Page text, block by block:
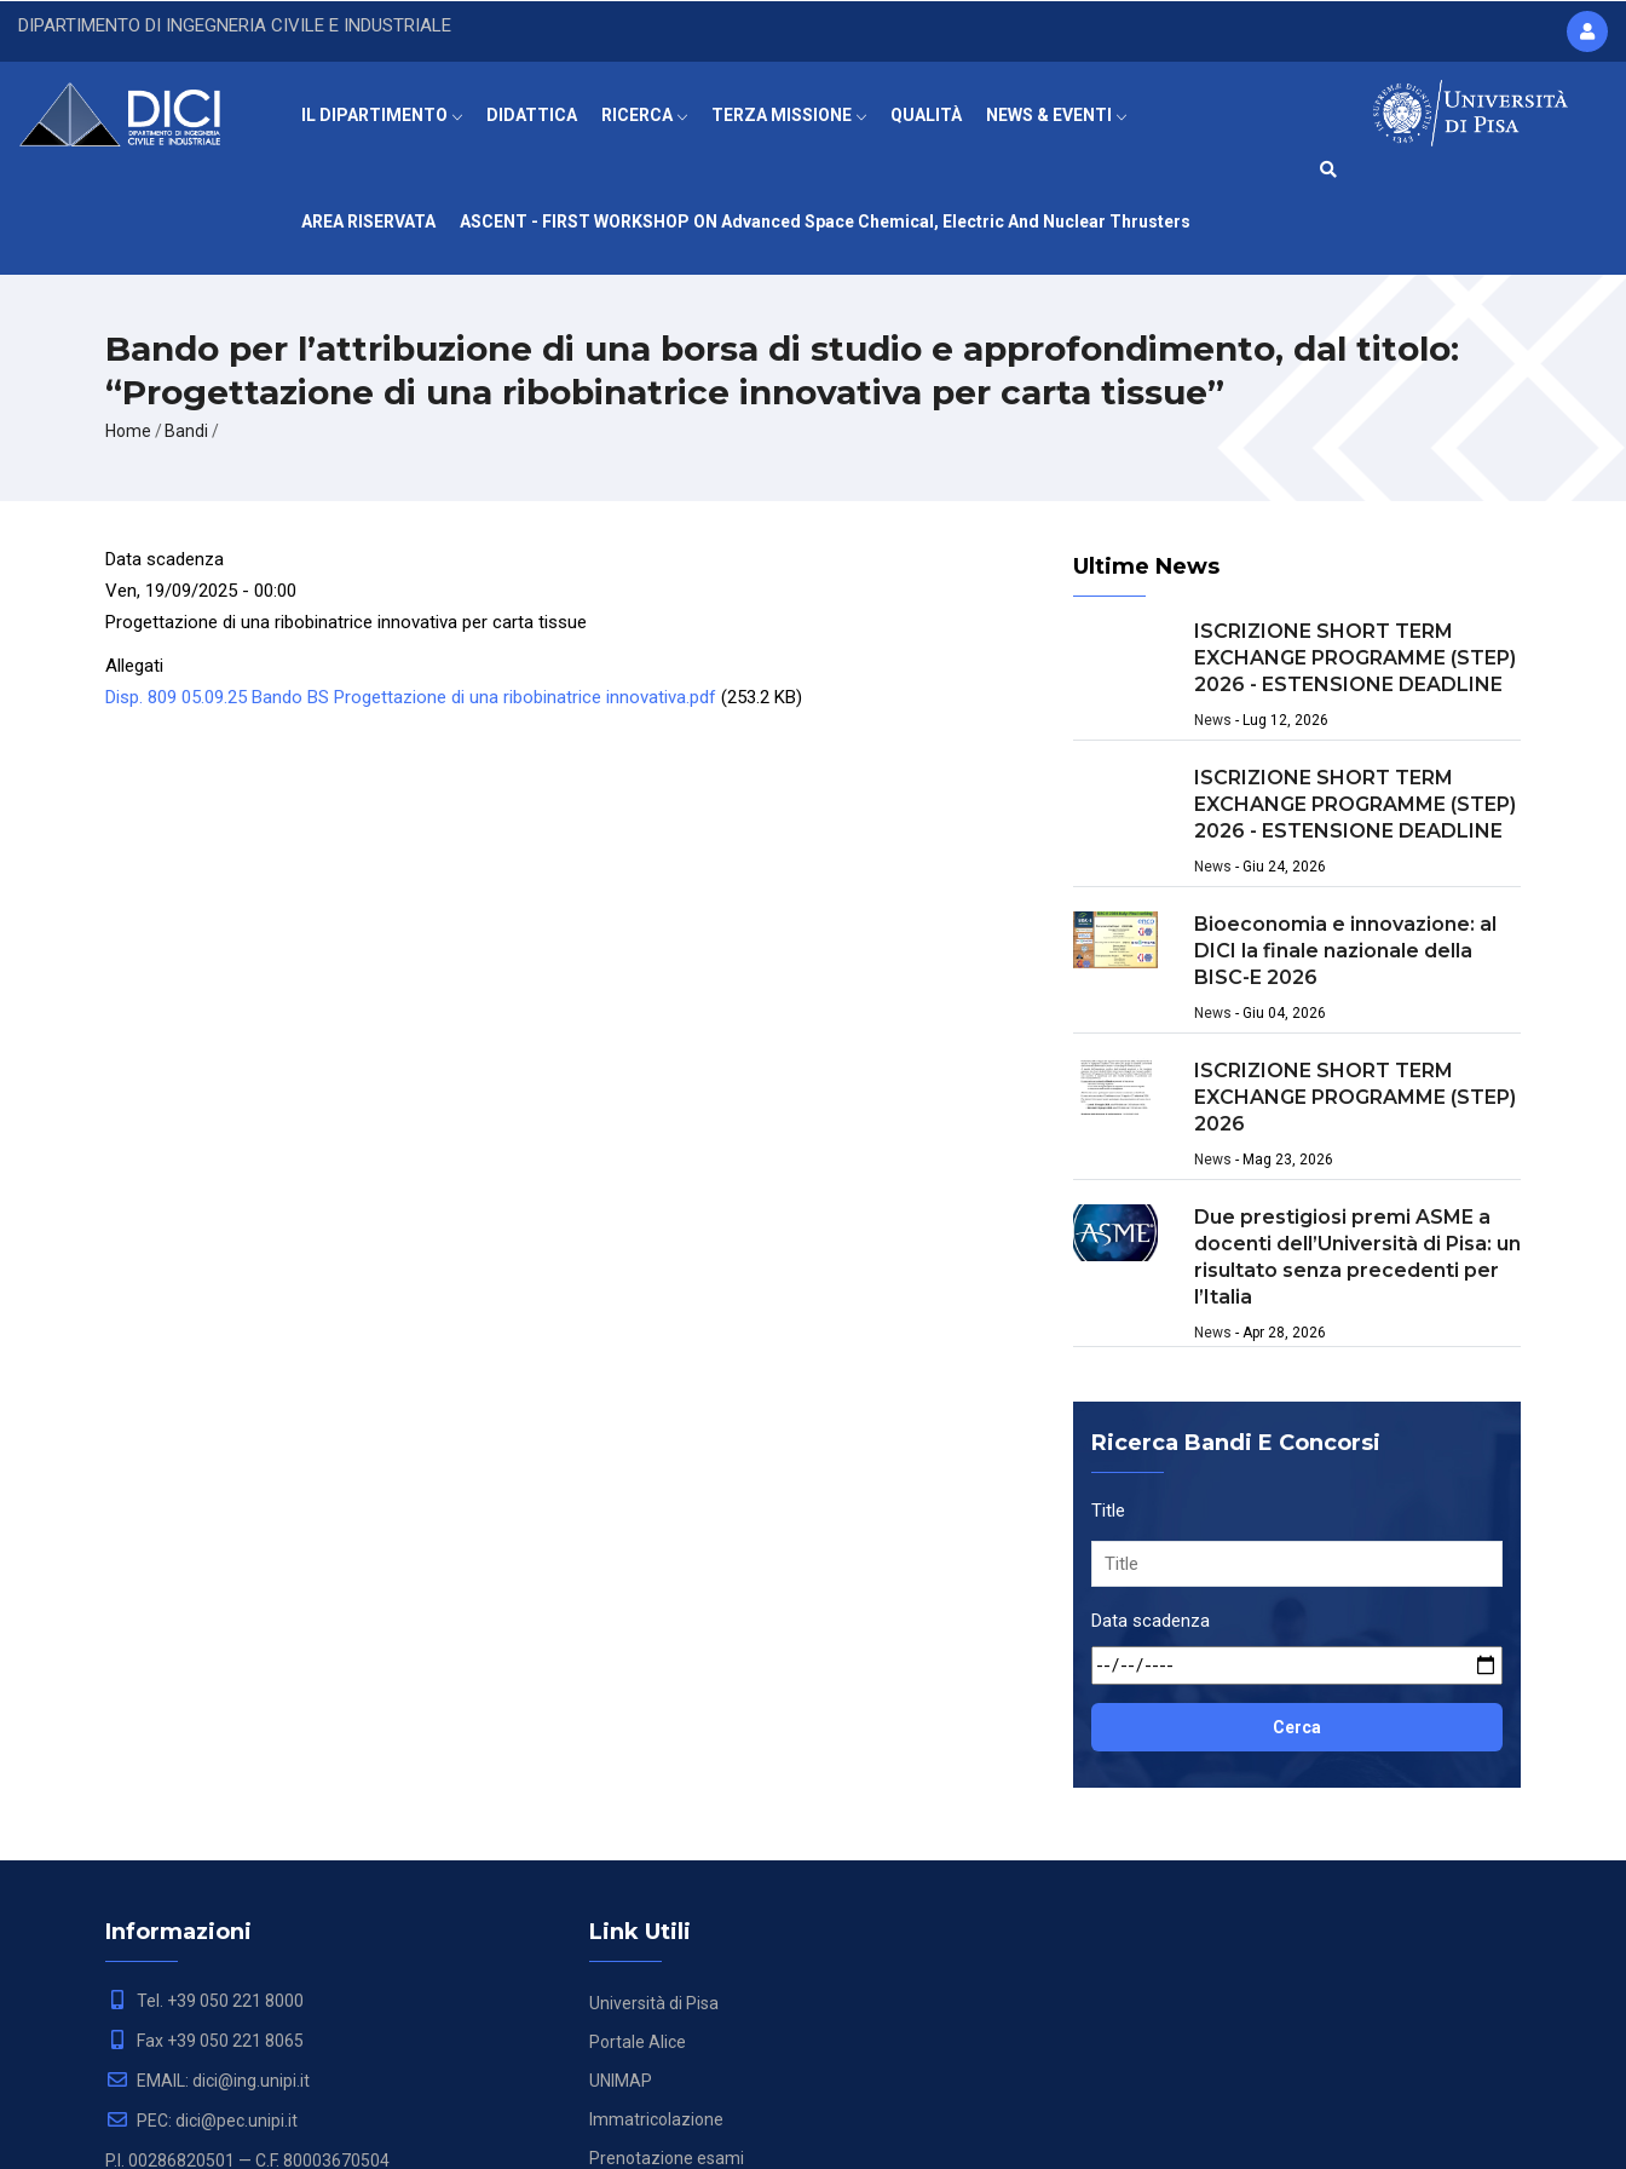
Salta
contenuto
principale
DIPARTIMENTO DI INGEGNERIA CIVILE E INDUSTRIALE
IL DIPARTIMENTO DIDATTICA RICERCA TERZA MISSIONE QUALITÀ NEWS & EVENTI
AREA RISERVATA ASCENT - FIRST WORKSHOP ON Advanced Space Chemical, Electric And Nuclear Thrusters
Bando per l’attribuzione di una borsa di studio e approfondimento, dal titolo:
“Progettazione di una ribobinatrice innovativa per carta tissue”
Briciole
Home / Bandi /
Data scadenza
Ven, 19/09/2025 - 00:00
Progettazione di una ribobinatrice innovativa per carta tissue
Allegati
Disp. 809 05.09.25 Bando BS Progettazione di una ribobinatrice innovativa.pdf (253.2 KB)
Ultime News
ISCRIZIONE SHORT TERM
EXCHANGE PROGRAMME (STEP)
2026 - ESTENSIONE DEADLINE
News - Lug 12, 2026
ISCRIZIONE SHORT TERM
EXCHANGE PROGRAMME (STEP)
2026 - ESTENSIONE DEADLINE
News - Giu 24, 2026
Bioeconomia e innovazione: al
DICI la finale nazionale della
BISC-E 2026
News - Giu 04, 2026
ISCRIZIONE SHORT TERM
EXCHANGE PROGRAMME (STEP)
2026
News - Mag 23, 2026
Due prestigiosi premi ASME a
docenti dell’Università di Pisa: un
risultato senza precedenti per
l’Italia
News - Apr 28, 2026
Ricerca Bandi E Concorsi
Title
Data scadenza
Informazioni
Tel. +39 050 221 8000
Fax +39 050 221 8065
EMAIL: dici@ing.unipi.it
PEC: dici@pec.unipi.it
P.I. 00286820501 — C.F. 80003670504
Link Utili
Università di Pisa
Portale Alice
UNIMAP
Immatricolazione
Prenotazione esami